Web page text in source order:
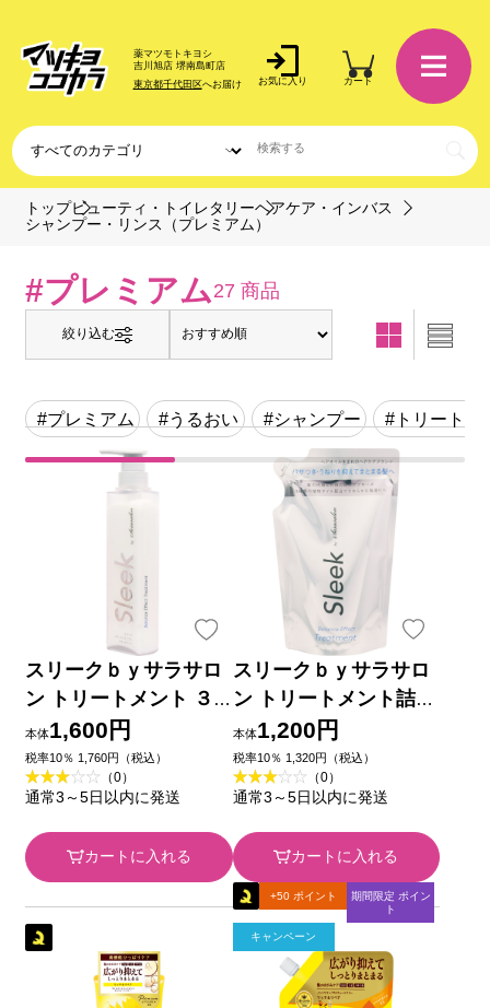
薬マツモトキヨシ
吉川旭店 堺南島町店
東京都千代田区へお届け お気に入り カート
トップビューティ・トイレタリーヘアケア・インバス
シャンプー・リンス（プレミアム）
#プレミアム27 商品
絞り込む
#プレミアム #うるおい #シャンプー #トリートメ
スリークｂｙサラサロ
ン トリートメント ３
６０ｍｌ ＡＱＵＡ・Ｎ
ＯＡ
本体1,600円
税率10％ 1,760円（税込）
（0）
通常3～5日以内に発送
カートに入れる
スリークｂｙサラサロ
ン トリートメント詰替
３４０ｍｌ ＡＱＵＡ・
ＮＯＡ
本体1,200円
税率10％ 1,320円（税込）
（0）
通常3～5日以内に発送
カートに入れる
+50 ポイント
期間限定 ポイン
ト
キャンペーン